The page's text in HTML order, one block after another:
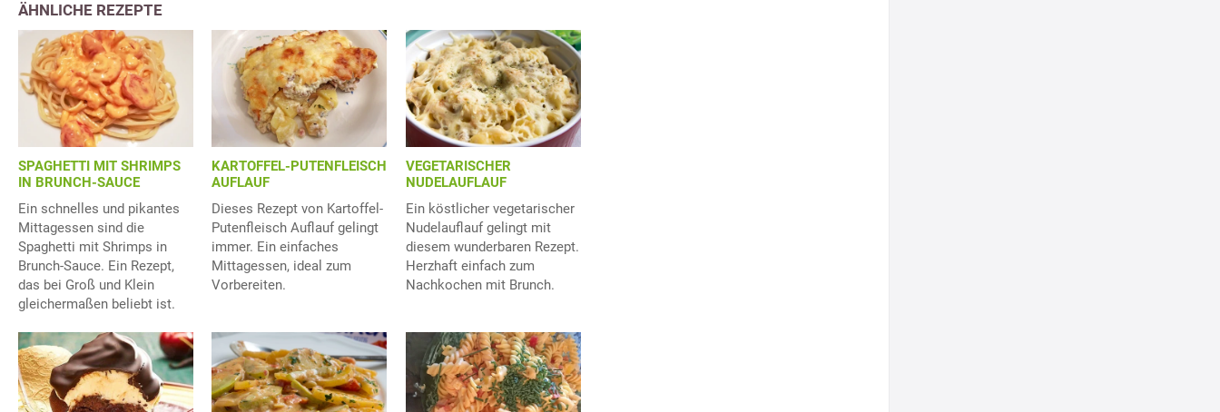
ÄHNLICHE REZEPTE
SPAGHETTI MIT SHRIMPS
IN BRUNCH-SAUCE
Ein schnelles und pikantes
Mittagessen sind die
Spaghetti mit Shrimps in
Brunch-Sauce. Ein Rezept,
das bei Groß und Klein
gleichermaßen beliebt ist.
KARTOFFEL-PUTENFLEISCH
AUFLAUF
Dieses Rezept von Kartoffel-
Putenfleisch Auflauf gelingt
immer. Ein einfaches
Mittagessen, ideal zum
Vorbereiten.
VEGETARISCHER
NUDELAUFLAUF
Ein köstlicher vegetarischer
Nudelauflauf gelingt mit
diesem wunderbaren Rezept.
Herzhaft einfach zum
Nachkochen mit Brunch.